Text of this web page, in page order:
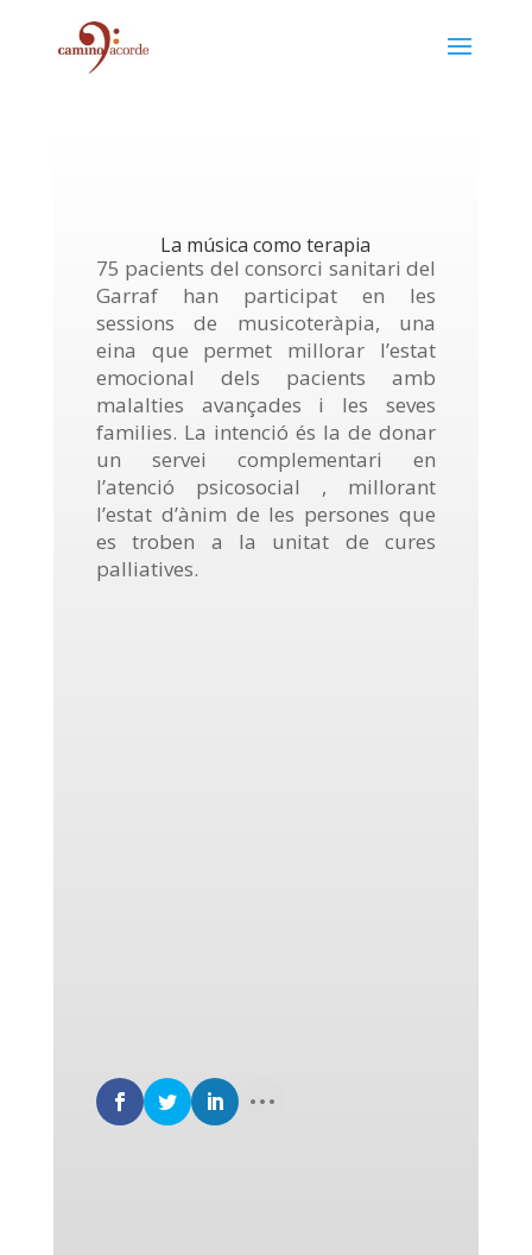
La música como terapia
75 pacients del consorci sanitari del
Garraf han participat en les
sessions de musicoteràpia, una
eina que permet millorar l’estat
emocional dels pacients amb
malalties avançades i les seves
families. La intenció és la de donar
un servei complementari en
l’atenció psicosocial , millorant
l’estat d’ànim de les persones que
es troben a la unitat de cures
palliatives.